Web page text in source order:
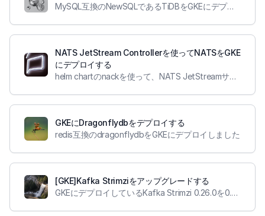
MySQL互換のNewSQLであるTiDBをGKEにデプロイしてみました。
NATS JetStream Controllerを使ってNATSをGKE
にデプロイする
helm chartのnackを使って、NATS JetStreamサーバーをデプロイして、Stream/Consumerをk8sリソースとして管理する
GKEにDragonflydbをデプロイする
redis互換のdragonflydbをGKEにデプロイしました
[GKE]Kafka Strimziをアップグレードする
GKEにデプロイしているKafka Strimzi 0.26.0を0.30.0にアップグレードする